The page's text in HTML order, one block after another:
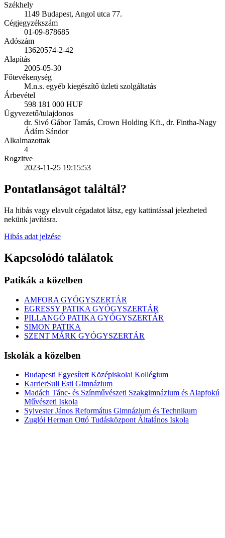
Székhely
1149 Budapest, Angol utca 77.
Cégjegyzékszám
01-09-878685
Adószám
13620574-2-42
Alapítás
2005-05-30
Főtevékenység
M.n.s. egyéb kiegészítő üzleti szolgáltatás
Árbevétel
598 181 000 HUF
Ügyvezető/tulajdonos
dr. Sivó Gábor Tamás, Crown Holding Kft., dr. Fintha-Nagy
Ádám Sándor
Alkalmazottak
4
Rogzitve
2023-11-25 19:15:53
Pontatlanságot találtál?
Ha hibás vagy elavult cégadatot látsz, egy kattintással jelezheted
nekünk javításra.
Hibás adat jelzése
Kapcsolódó találatok
Patikák a közelben
AMFORA GYÓGYSZERTÁR
EGRESSY PATIKA GYÓGYSZERTÁR
PILLANGÓ PATIKA GYÓGYSZERTÁR
SIMON PATIKA
SZENT MÁRK GYÓGYSZERTÁR
Iskolák a közelben
Budapesti Egyesített Középiskolai Kollégium
KarrierSuli Esti Gimnázium
Madách Tánc- és Színművészeti Szakgimnázium és Alapfokú
Művészeti Iskola
Sylvester János Református Gimnázium és Technikum
Zuglói Herman Ottó Tudásközpont Általános Iskola